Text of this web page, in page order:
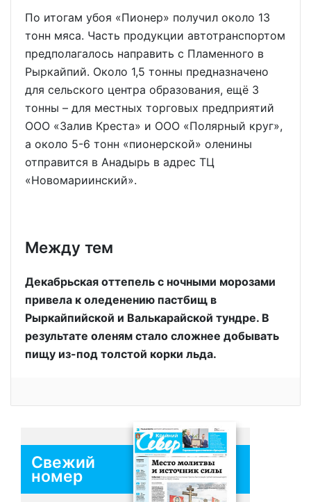
По итогам убоя «Пионер» получил около 13
тонн мяса. Часть продукции автотранспортом
предполагалось направить с Пламенного в
Рыркайпий. Около 1,5 тонны предназначено
для сельского центра образования, ещё 3
тонны – для местных торговых предприятий
ООО «Залив Креста» и ООО «Полярный круг»,
а около 5-6 тонн «пионерской» оленины
отправится в Анадырь в адрес ТЦ
«Новомариинский».
Между тем
Декабрьская оттепель с ночными морозами
привела к оледенению пастбищ в
Рыркайпийской и Валькарайской тундре. В
результате оленям стало сложнее добывать
пищу из-под толстой корки льда.
Свежий
номер